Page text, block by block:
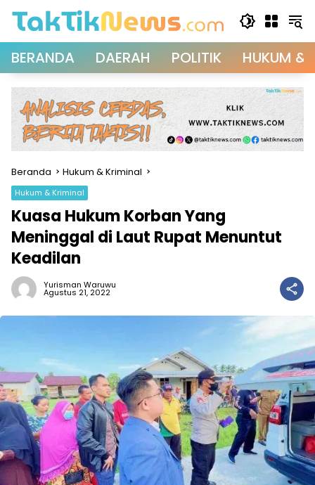
BERANDA DAERAH POLITIK HUKUM &
Beranda Hukum & Kriminal
Hukum & Kriminal
Kuasa Hukum Korban Yang
Meninggal di Laut Rupat Menuntut
Keadilan
Yurisman Waruwu
Agustus 21, 2022